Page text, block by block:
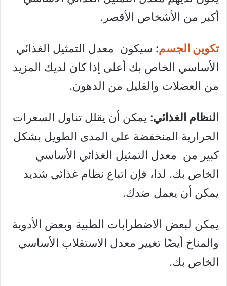
أكبر من الأشخاص الأقصر.
تكوين الجسم: سيكون معدل التمثيل الغذائي
الأساسي الخاص بك أعلى إذا كان لديك المزيد
من العضلات والقليل من الدهون.
النظام الغذائي: يمكن أن يقلل تناول السعرات
الحرارية المنخفضة على المدى الطويل بشكل
كبير من معدل التمثيل الغذائي الأساسي
الخاص بك. لذا، فإن اتباع نظام غذائي شديد
يمكن أن يعمل ضدك.
يمكن لبعض الاضطرابات الطبية وبعض الأدوية
والمناخ أيضًا تغيير معدل الاستقلاب الأساسي
الخاص بك.